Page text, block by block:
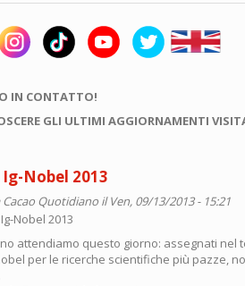
IN CONTATTO!
GLI ULTIMI AGGIORNAMENTI
Nobel 2013
Cacao Quotidiano il Ven, 09/13/2013 - 15:21
attendiamo questo giorno: assegnati nel
per le ricerche scientifiche più pazze,